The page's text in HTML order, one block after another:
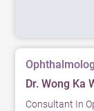
Dr. Wong Ka
Consultant In